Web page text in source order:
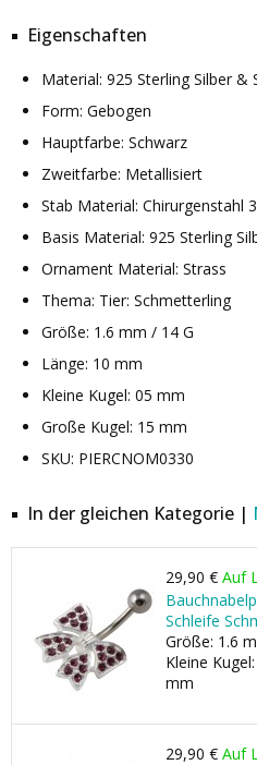
Eigenschaften
Material: 925 Sterling Silber &
Form: Gebogen
Hauptfarbe: Schwarz
Zweitfarbe: Metallisiert
Stab Material: Chirurgenstahl
Basis Material: 925 Sterling
Ornament Material: Strass
Thema: Tier: Schmetterling
Größe: 1.6 mm / 14 G
Länge: 10 mm
Kleine Kugel: 05 mm
Große Kugel: 15 mm
SKU: PIERCNOM0330
In der gleichen Kategorie |
29,90 € Auf
Schleife
Größe: 1.6
Kleine
mm
29,90 € Auf